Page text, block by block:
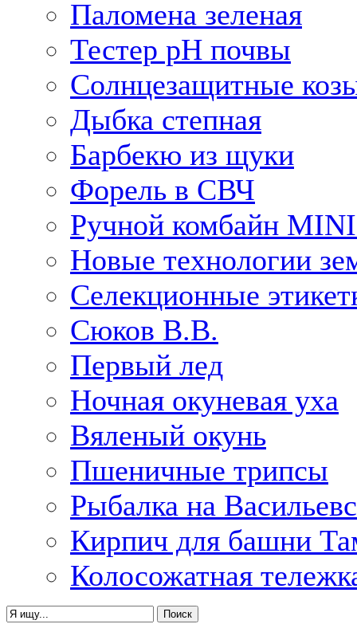
Паломена зеленая
Тестер рН почвы
Солнцезащитные
Дыбка степная
Барбекю из щуки
Форель в СВЧ
Ручной комбайн
Новые технологии
Селекционные
Сюков В.В.
Первый лед
Ночная окуневая уха
Вяленый окунь
Пшеничные трипсы
Рыбалка на
Кирпич для башни
Колосожатная